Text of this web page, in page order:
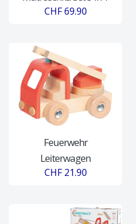
CHF 69.90
Feuerwehr
Leiterwagen
CHF 21.90